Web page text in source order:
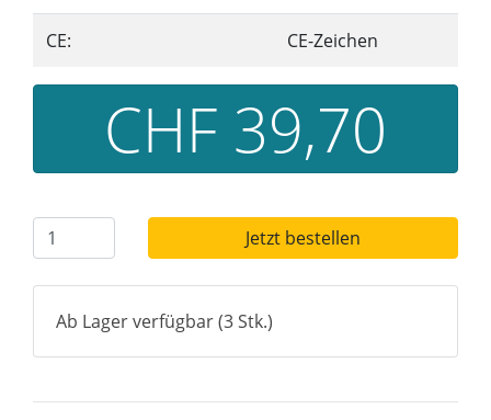
CE: CE-Zeichen
CHF 39,70
Jetzt bestellen
Ab Lager verfügbar (3 Stk.)